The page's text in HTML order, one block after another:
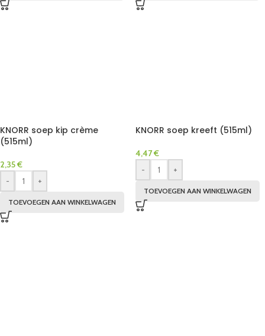
KNORR soep kip crème
(515ml)
2,35€
-
+
TOEVOEGEN AAN WINKELWAGEN
KNORR soep kreeft (515ml)
4,47€
-
+
TOEVOEGEN AAN WINKELWAGEN